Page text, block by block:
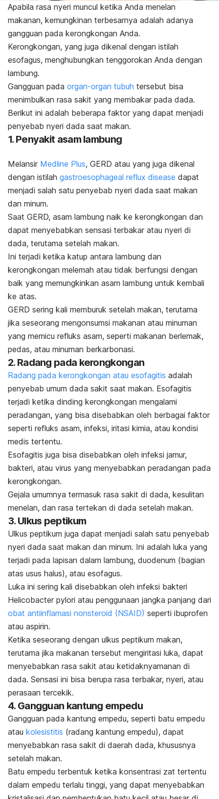
Apabila rasa nyeri muncul ketika Anda menelan
makanan, kemungkinan terbesarnya adalah adanya
gangguan pada kerongkongan Anda.
Kerongkongan, yang juga dikenal dengan istilah
esofagus, menghubungkan tenggorokan Anda dengan
lambung.
Gangguan pada organ-organ tubuh tersebut bisa
menimbulkan rasa sakit yang membakar pada dada.
Berikut ini adalah beberapa faktor yang dapat menjadi
penyebab nyeri dada saat makan.
1. Penyakit asam lambung
Melansir Medline Plus, GERD atau yang juga dikenal
dengan istilah gastroesophageal reflux disease dapat
menjadi salah satu penyebab nyeri dada saat makan
dan minum.
Saat GERD, asam lambung naik ke kerongkongan dan
dapat menyebabkan sensasi terbakar atau nyeri di
dada, terutama setelah makan.
Ini terjadi ketika katup antara lambung dan
kerongkongan melemah atau tidak berfungsi dengan
baik yang memungkinkan asam lambung untuk kembali
ke atas.
GERD sering kali memburuk setelah makan, terutama
jika seseorang mengonsumsi makanan atau minuman
yang memicu refluks asam, seperti makanan berlemak,
pedas, atau minuman berkarbonasi.
2. Radang pada kerongkongan
Radang pada kerongkongan atau esofagitis adalah
penyebab umum dada sakit saat makan. Esofagitis
terjadi ketika dinding kerongkongan mengalami
peradangan, yang bisa disebabkan oleh berbagai faktor
seperti refluks asam, infeksi, iritasi kimia, atau kondisi
medis tertentu.
Esofagitis juga bisa disebabkan oleh infeksi jamur,
bakteri, atau virus yang menyebabkan peradangan pada
kerongkongan.
Gejala umumnya termasuk rasa sakit di dada, kesulitan
menelan, dan rasa tertekan di dada setelah makan.
3. Ulkus peptikum
Ulkus peptikum juga dapat menjadi salah satu penyebab
nyeri dada saat makan dan minum. Ini adalah luka yang
terjadi pada lapisan dalam lambung, duodenum (bagian
atas usus halus), atau esofagus.
Luka ini sering kali disebabkan oleh infeksi bakteri
Helicobacter pylori atau penggunaan jangka panjang dari
obat antiinflamasi nonsteroid (NSAID) seperti ibuprofen
atau aspirin.
Ketika seseorang dengan ulkus peptikum makan,
terutama jika makanan tersebut mengiritasi luka, dapat
menyebabkan rasa sakit atau ketidaknyamanan di
dada. Sensasi ini bisa berupa rasa terbakar, nyeri, atau
perasaan tercekik.
4. Gangguan kantung empedu
Gangguan pada kantung empedu, seperti batu empedu
atau kolesistitis (radang kantung empedu), dapat
menyebabkan rasa sakit di daerah dada, khususnya
setelah makan.
Batu empedu terbentuk ketika konsentrasi zat tertentu
dalam empedu terlalu tinggi, yang dapat menyebabkan